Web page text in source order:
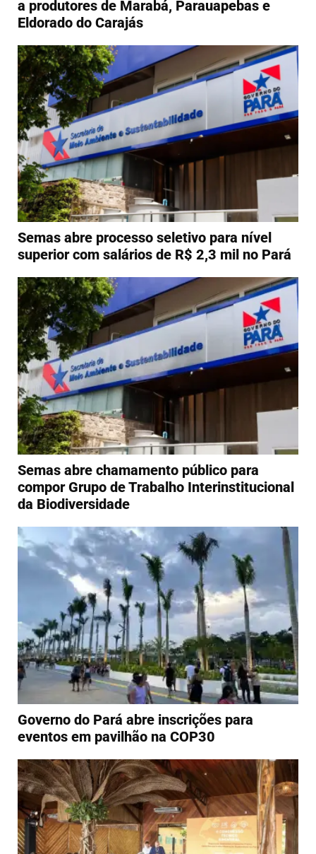
a produtores de Marabá, Parauapebas e
Eldorado do Carajás
Semas abre processo seletivo para nível
superior com salários de R$ 2,3 mil no Pará
Semas abre chamamento público para
compor Grupo de Trabalho Interinstitucional
da Biodiversidade
Governo do Pará abre inscrições para
eventos em pavilhão na COP30